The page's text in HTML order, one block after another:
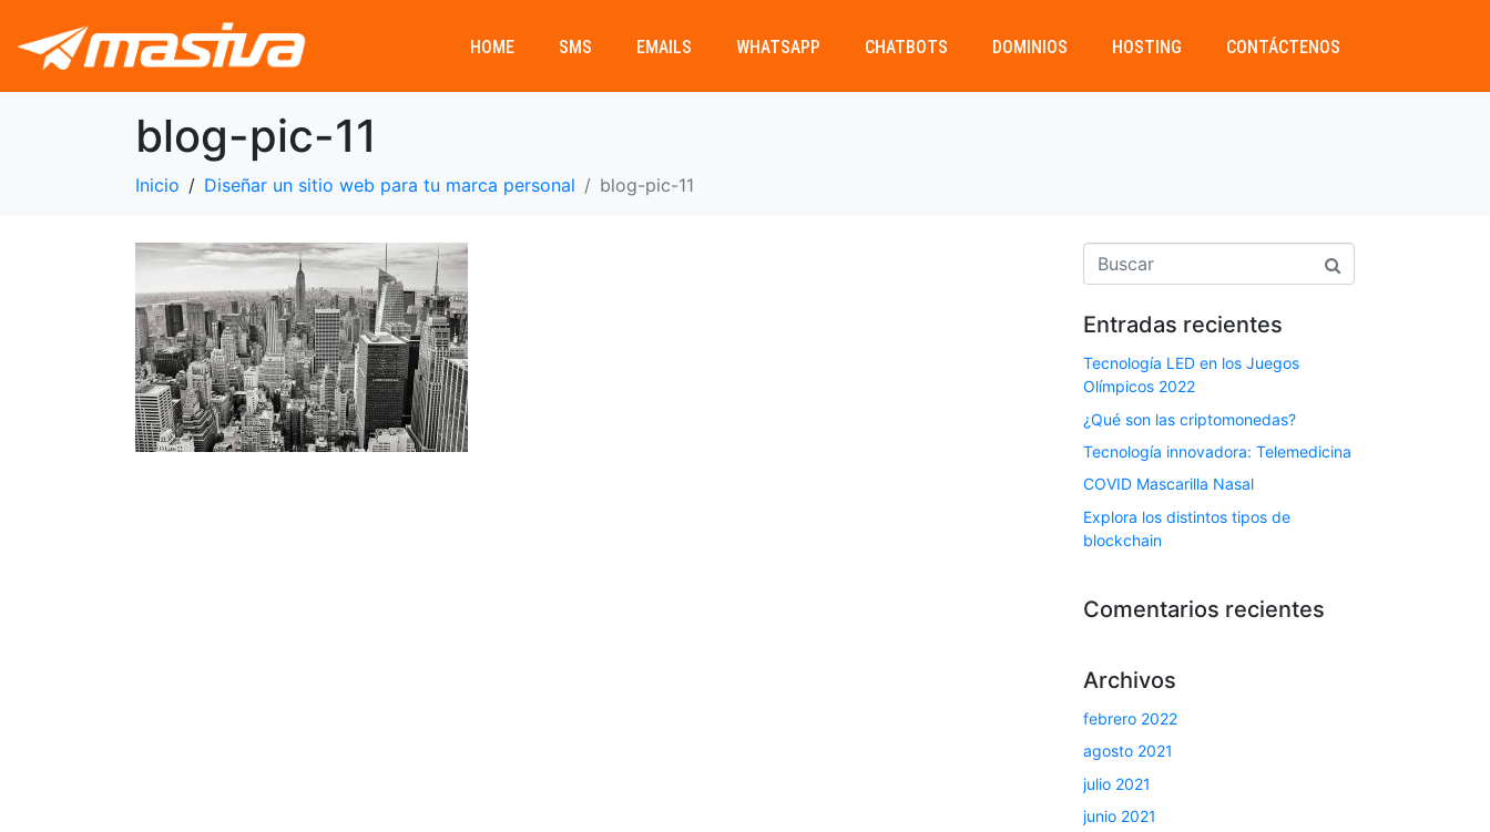
HOME SMS EMAILS WHATSAPP CHATBOTS DOMINIOS HOSTING CONTÁCTENOS
blog-pic-11
Inicio Diseñar un sitio web para tu marca personal blog-pic-11
Entradas recientes
Tecnología LED en los Juegos
Olímpicos 2022
¿Qué son las criptomonedas?
Tecnología innovadora: Telemedicina
COVID Mascarilla Nasal
Explora los distintos tipos de
blockchain
Comentarios recientes
Archivos
febrero 2022
agosto 2021
julio 2021
junio 2021